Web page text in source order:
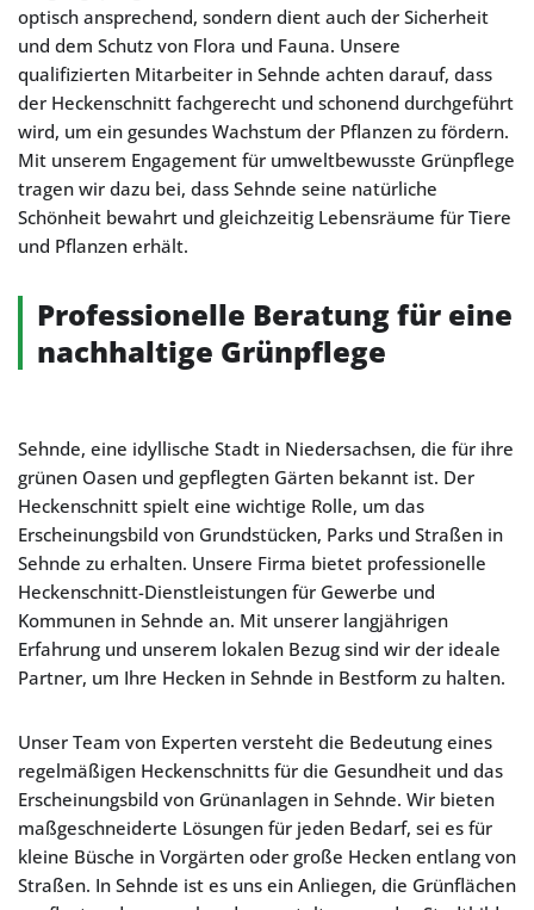
optisch ansprechend, sondern dient auch der Sicherheit
und dem Schutz von Flora und Fauna. Unsere
qualifizierten Mitarbeiter in Sehnde achten darauf, dass
der Heckenschnitt fachgerecht und schonend durchgeführt
wird, um ein gesundes Wachstum der Pflanzen zu fördern.
Mit unserem Engagement für umweltbewusste Grünpflege
tragen wir dazu bei, dass Sehnde seine natürliche
Schönheit bewahrt und gleichzeitig Lebensräume für Tiere
und Pflanzen erhält.
Professionelle Beratung für eine
nachhaltige Grünpflege
Sehnde, eine idyllische Stadt in Niedersachsen, die für ihre
grünen Oasen und gepflegten Gärten bekannt ist. Der
Heckenschnitt spielt eine wichtige Rolle, um das
Erscheinungsbild von Grundstücken, Parks und Straßen in
Sehnde zu erhalten. Unsere Firma bietet professionelle
Heckenschnitt-Dienstleistungen für Gewerbe und
Kommunen in Sehnde an. Mit unserer langjährigen
Erfahrung und unserem lokalen Bezug sind wir der ideale
Partner, um Ihre Hecken in Sehnde in Bestform zu halten.
Unser Team von Experten versteht die Bedeutung eines
regelmäßigen Heckenschnitts für die Gesundheit und das
Erscheinungsbild von Grünanlagen in Sehnde. Wir bieten
maßgeschneiderte Lösungen für jeden Bedarf, sei es für
kleine Büsche in Vorgärten oder große Hecken entlang von
Straßen. In Sehnde ist es uns ein Anliegen, die Grünflächen